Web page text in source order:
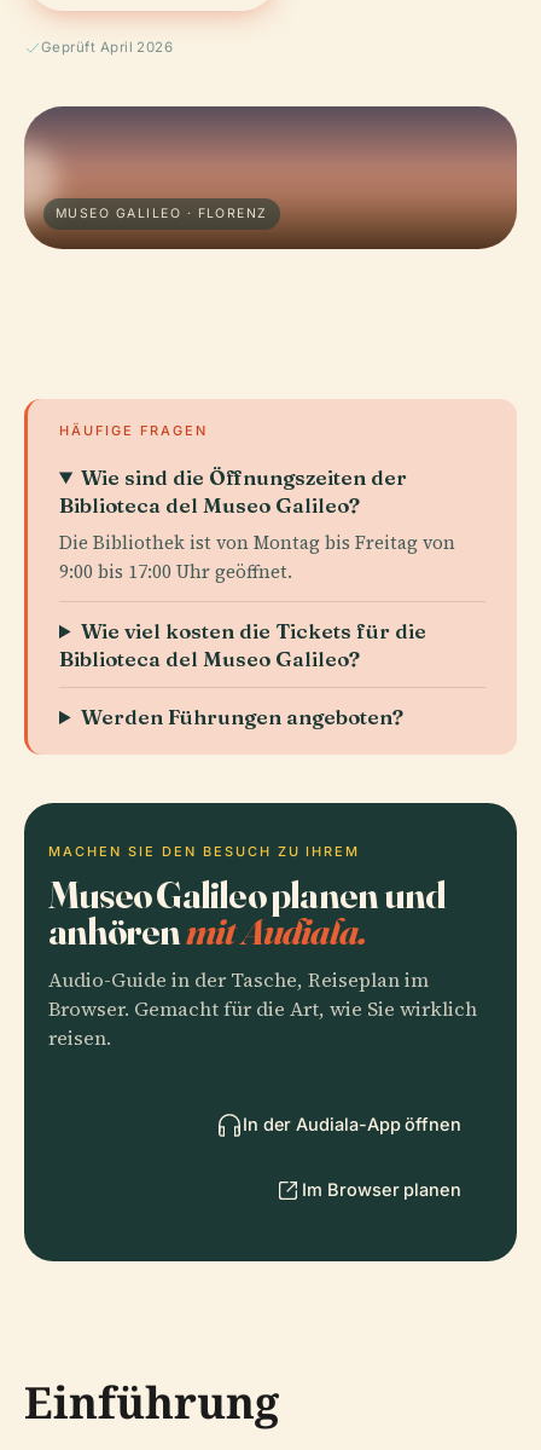
Geprüft April 2026
MUSEO GALILEO · FLORENZ
HÄUFIGE FRAGEN
Wie sind die Öffnungszeiten der
Biblioteca del Museo Galileo?
Die Bibliothek ist von Montag bis Freitag von
9:00 bis 17:00 Uhr geöffnet.
Wie viel kosten die Tickets für die
Biblioteca del Museo Galileo?
Werden Führungen angeboten?
MACHEN SIE DEN BESUCH ZU IHREM
Museo Galileo planen und
anhörenmit Audiala.
Audio-Guide in der Tasche, Reiseplan im
Browser. Gemacht für die Art, wie Sie wirklich
reisen.
In der Audiala-App öffnen
Im Browser planen
Einführung